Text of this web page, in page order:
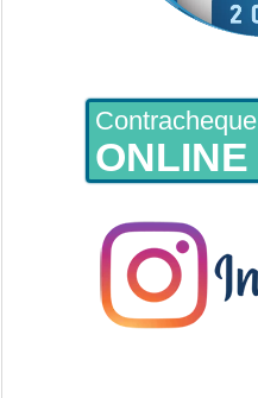
Contracheque
ONLINE